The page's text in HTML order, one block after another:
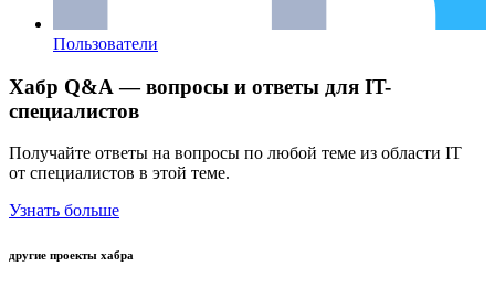
Пользователи
Хабр Q&A — вопросы и ответы для IT-
специалистов
Получайте ответы на вопросы по любой теме из области IT
от специалистов в этой теме.
Узнать больше
другие проекты хабра